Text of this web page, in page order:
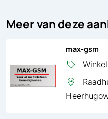
Meer van deze
max-gsm
Winkel